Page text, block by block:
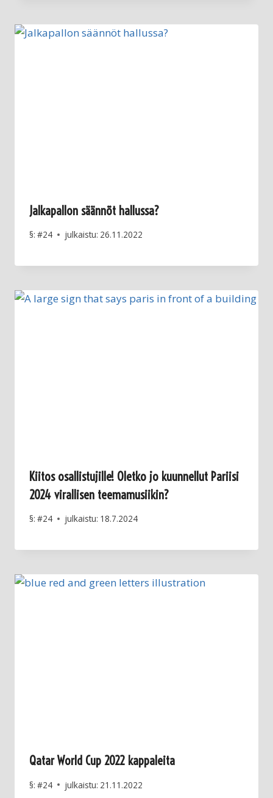
Jalkapallon säännöt hallussa?
§: #24 julkaistu: 26.11.2022
Kiitos osallistujille! Oletko jo kuunnellut Pariisi
2024 virallisen teemamusiikin?
§: #24 julkaistu: 18.7.2024
Qatar World Cup 2022 kappaleita
§: #24 julkaistu: 21.11.2022